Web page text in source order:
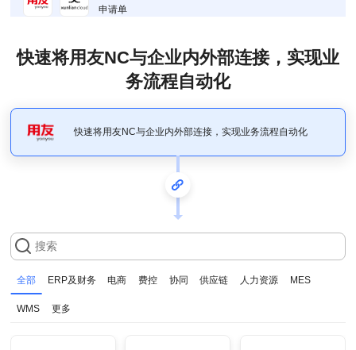
申请单
用友NC生成销售专用发票，迅联云自动生成开票申请单
快速将用友NC与企业内外部连接，实现业
务流程自动化
快速将用友NC与企业内外部连接，实现业务流程自动化
全部 ERP及财务 电商 费控 协同 供应链 人力资源 MES
WMS 更多